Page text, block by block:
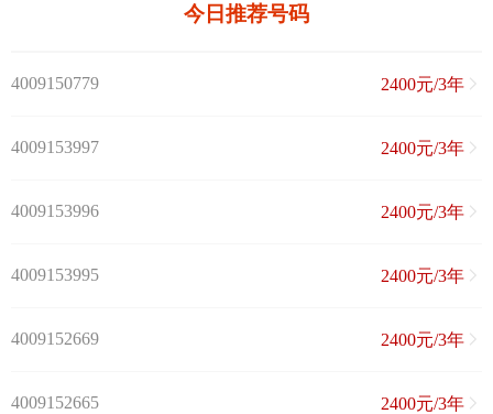
今日推荐号码
4009150779 2400元/3年
4009153997 2400元/3年
4009153996 2400元/3年
4009153995 2400元/3年
4009152669 2400元/3年
4009152665 2400元/3年